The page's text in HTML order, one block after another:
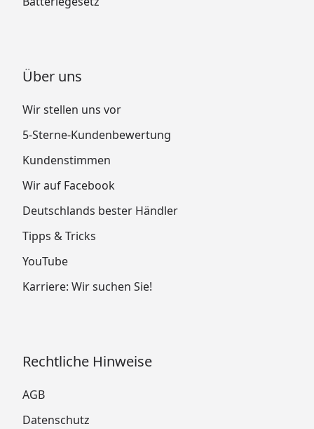
Über uns
Wir stellen uns vor
5-Sterne-Kundenbewertung
Kundenstimmen
Wir auf Facebook
Deutschlands bester Händler
Tipps & Tricks
YouTube
Karriere: Wir suchen Sie!
Rechtliche Hinweise
AGB
Datenschutz